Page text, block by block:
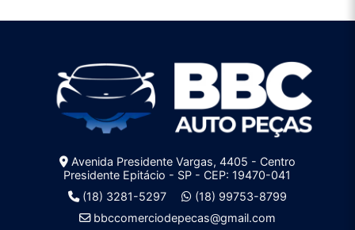
Avenida Presidente Vargas, 4405 - Centro
Presidente Epitácio - SP - CEP: 19470-041
(18) 3281-5297
(18) 99753-8799
bbccomerciodepecas@gmail.com